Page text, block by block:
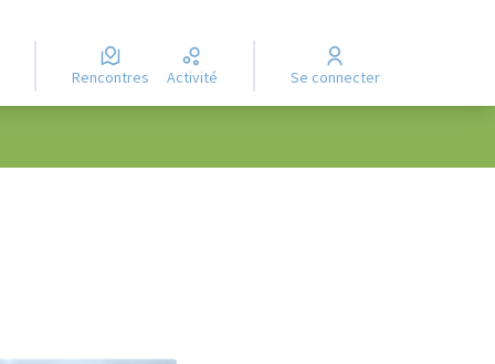
Rencontres Activité Se connecter